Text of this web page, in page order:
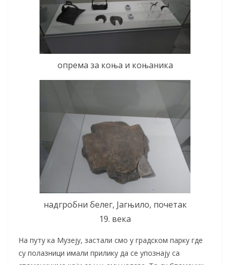
опрема за коња и коњаника
надгробни белег, Јагњило, почетак
19. века
На путу ка Музеју, застали смо у градском парку где
су полазници имали прилику да се упознају са